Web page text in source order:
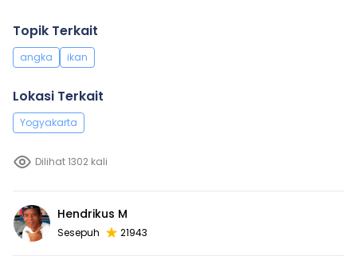
Topik Terkait
angka ikan
Lokasi Terkait
Yogyakarta
Dilihat 1302 kali
Hendrikus M
Sesepuh 21943